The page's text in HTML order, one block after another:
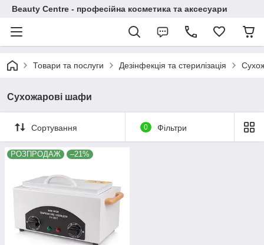
Beauty Centre - професійна косметика та аксесуари
Товари та послуги Дезінфекція та стерилізація
Сухожарові шафи
Сортування 0 Фільтри
РОЗПРОДАЖ –21%